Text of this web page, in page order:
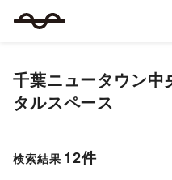
千葉ニュータウン中
タルスペース
検索結果 12件